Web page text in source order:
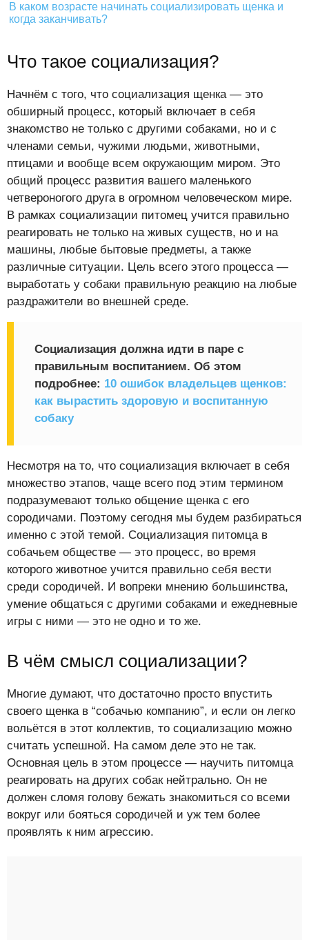
В каком возрасте начинать социализировать щенка и
когда заканчивать?
Что такое социализация?
Начнём с того, что социализация щенка — это
обширный процесс, который включает в себя
знакомство не только с другими собаками, но и с
членами семьи, чужими людьми, животными,
птицами и вообще всем окружающим миром. Это
общий процесс развития вашего маленького
четвероногого друга в огромном человеческом мире.
В рамках социализации питомец учится правильно
реагировать не только на живых существ, но и на
машины, любые бытовые предметы, а также
различные ситуации. Цель всего этого процесса —
выработать у собаки правильную реакцию на любые
раздражители во внешней среде.
Социализация должна идти в паре с
правильным воспитанием. Об этом
подробнее: 10 ошибок владельцев щенков:
как вырастить здоровую и воспитанную
собаку
Несмотря на то, что социализация включает в себя
множество этапов, чаще всего под этим термином
подразумевают только общение щенка с его
сородичами. Поэтому сегодня мы будем разбираться
именно с этой темой. Социализация питомца в
собачьем обществе — это процесс, во время
которого животное учится правильно себя вести
среди сородичей. И вопреки мнению большинства,
умение общаться с другими собаками и ежедневные
игры с ними — это не одно и то же.
В чём смысл социализации?
Многие думают, что достаточно просто впустить
своего щенка в “собачью компанию”, и если он легко
вольётся в этот коллектив, то социализацию можно
считать успешной. На самом деле это не так.
Основная цель в этом процессе — научить питомца
реагировать на других собак нейтрально. Он не
должен сломя голову бежать знакомиться со всеми
вокруг или бояться сородичей и уж тем более
проявлять к ним агрессию.